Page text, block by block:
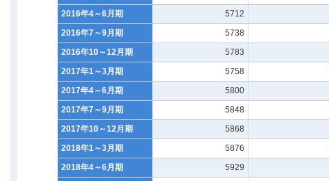
2016年4～6月期
5712
2016年7～9月期
5738
2016年10～12月期
5783
2017年1～3月期
5758
2017年4～6月期
5800
2017年7～9月期
5848
2017年10～12月期
5868
2018年1～3月期
5876
2018年4～6月期
5929